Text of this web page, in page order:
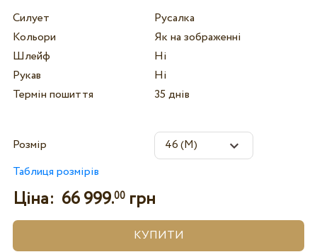
Силует
Русалка
Кольори
Як на зображенні
Шлейф
Ні
Рукав
Ні
Термін пошиття
35 днів
Розмір
Таблиця розмірів
Ціна: 66 999.00грн